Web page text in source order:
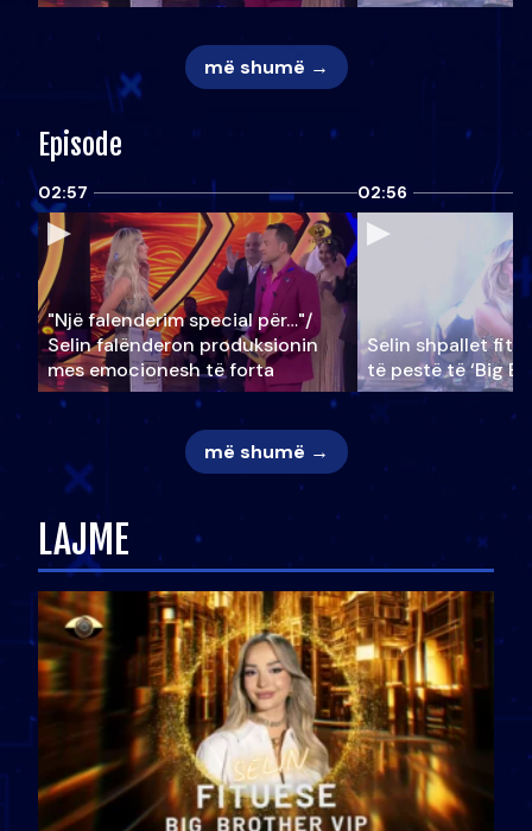
më shumë →
Episode
02:57
"Një falenderim special për…"/
Selin falënderon produksionin
mes emocionesh të forta
02:56
Selin shpallet
të pestë të ‘Big
më shumë →
LAJME